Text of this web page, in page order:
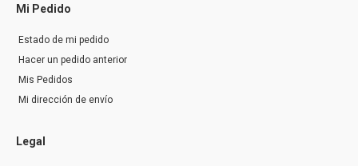
Mi Pedido
Estado de mi pedido
Hacer un pedido anterior
Mis Pedidos
Mi dirección de envío
Legal